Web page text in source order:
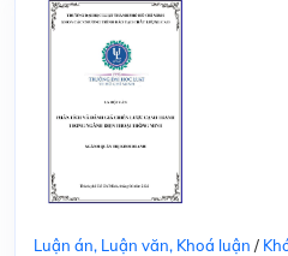
Luận án, Luận văn, Khoá luận /